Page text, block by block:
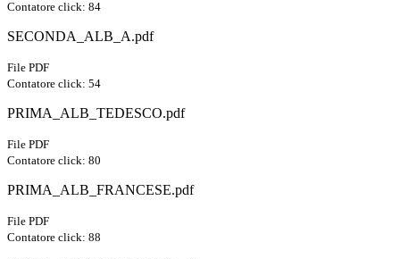
Contatore click: 84
SECONDA_ALB_A.pdf
File PDF
Contatore click: 54
PRIMA_ALB_TEDESCO.pdf
File PDF
Contatore click: 80
PRIMA_ALB_FRANCESE.pdf
File PDF
Contatore click: 88